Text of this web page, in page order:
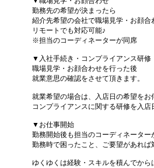
勤務先の希望が決まったら
紹介先希望の会社で職場見学・お顔合
リモートでも対応可能♪
※担当のコーディネーターが同席
▼入社手続き・コンプライアンス研修
職場見学・お顔合わせを行った後
就業意思の確認をさせて頂きます。
就業希望の場合は、入店日の希望をお
コンプライアンスに関する研修を入店
▼お仕事開始
勤務開始後も担当のコーディネーター
勤務時で困ったこと、ご要望があれば
ゆくゆくは経験・スキルを積んでから